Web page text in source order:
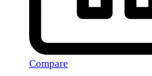
Compare